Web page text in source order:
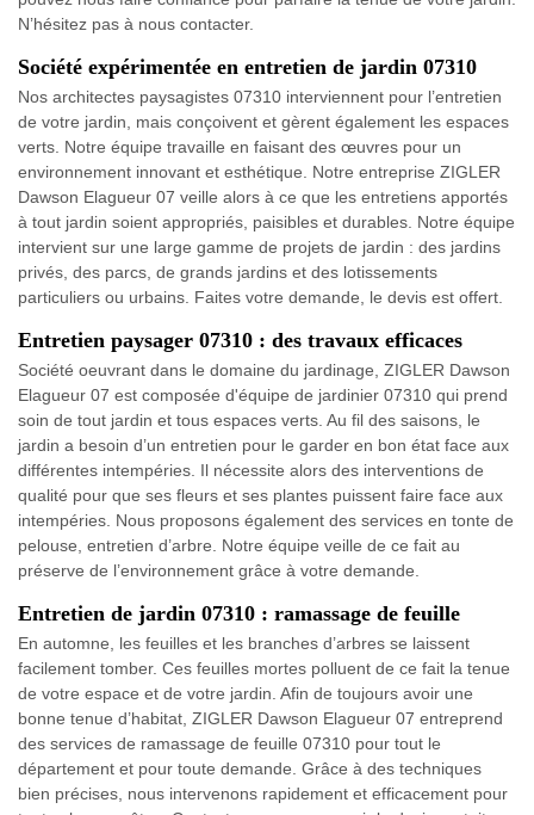
N’hésitez pas à nous contacter.
Société expérimentée en entretien de jardin 07310
Nos architectes paysagistes 07310 interviennent pour l’entretien
de votre jardin, mais conçoivent et gèrent également les espaces
verts. Notre équipe travaille en faisant des œuvres pour un
environnement innovant et esthétique. Notre entreprise ZIGLER
Dawson Elagueur 07 veille alors à ce que les entretiens apportés
à tout jardin soient appropriés, paisibles et durables. Notre équipe
intervient sur une large gamme de projets de jardin : des jardins
privés, des parcs, de grands jardins et des lotissements
particuliers ou urbains. Faites votre demande, le devis est offert.
Entretien paysager 07310 : des travaux efficaces
Société oeuvrant dans le domaine du jardinage, ZIGLER Dawson
Elagueur 07 est composée d'équipe de jardinier 07310 qui prend
soin de tout jardin et tous espaces verts. Au fil des saisons, le
jardin a besoin d’un entretien pour le garder en bon état face aux
différentes intempéries. Il nécessite alors des interventions de
qualité pour que ses fleurs et ses plantes puissent faire face aux
intempéries. Nous proposons également des services en tonte de
pelouse, entretien d’arbre. Notre équipe veille de ce fait au
préserve de l’environnement grâce à votre demande.
Entretien de jardin 07310 : ramassage de feuille
En automne, les feuilles et les branches d’arbres se laissent
facilement tomber. Ces feuilles mortes polluent de ce fait la tenue
de votre espace et de votre jardin. Afin de toujours avoir une
bonne tenue d’habitat, ZIGLER Dawson Elagueur 07 entreprend
des services de ramassage de feuille 07310 pour tout le
département et pour toute demande. Grâce à des techniques
bien précises, nous intervenons rapidement et efficacement pour